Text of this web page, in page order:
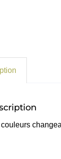
couleurs